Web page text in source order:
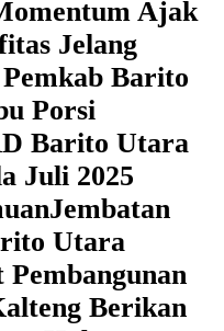
Ajak
Jelang
Barito
Porsi
Barito Utara
Juli 2025
Jembatan
Utara
Berikan